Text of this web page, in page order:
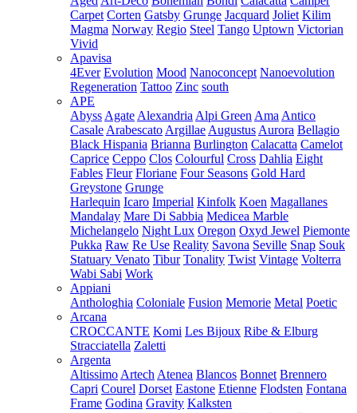
Carpet Corten Gatsby Grunge Jacquard Joliet Kilim
Magma Norway Regio Steel Tango Uptown Victorian
Vivid
Apavisa
4Ever Evolution Mood Nanoconcept Nanoevolution
Regeneration Tattoo Zinc south
APE
Abyss Agate Alexandria Alpi Green Ama Antico
Casale Arabescato Argillae Augustus Aurora Bellagio
Black Hispania Brianna Burlington Calacatta Camelot
Caprice Ceppo Clos Colourful Cross Dahlia Eight
Fables Fleur Floriane Four Seasons Gold Hard
Greystone Grunge
Harlequin Icaro Imperial Kinfolk Koen Magallanes
Mandalay Mare Di Sabbia Medicea Marble
Michelangelo Night Lux Oregon Oxyd Jewel Piemonte
Pukka Raw Re Use Reality Savona Seville Snap Souk
Statuary Venato Tibur Tonality Twist Vintage Volterra
Wabi Sabi Work
Appiani
Anthologhia Coloniale Fusion Memorie Metal Poetic
Arcana
CROCCANTE Komi Les Bijoux Ribe & Elburg
Stracciatella Zaletti
Argenta
Altissimo Artech Atenea Blancos Bonnet Brennero
Capri Courel Dorset Eastone Etienne Flodsten Fontana
Frame Godina Gravity Kalksten